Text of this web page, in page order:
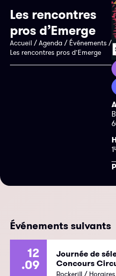
Les rencontres
pros d’Emerge
Accueil /Agenda / Événements /
Les rencontres pros d’Emerge
Événements suivants
12
.09
Journée de
Concours
Rockerill /